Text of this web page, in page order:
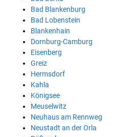
Bad Blankenburg
Bad Lobenstein
Blankenhain
Dornburg-Camburg
Eisenberg
Greiz
Hermsdorf
Kahla
Königsee
Meuselwitz
Neuhaus am Rennweg
Neustadt an der Orla